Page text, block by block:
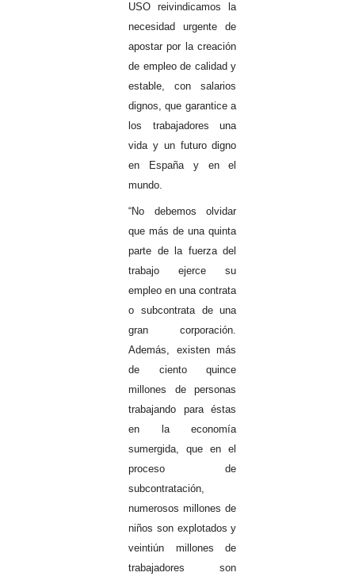
USO reivindicamos la
necesidad urgente de
apostar por la creación
de empleo de calidad y
estable, con salarios
dignos, que garantice a
los trabajadores una
vida y un futuro digno
en España y en el
mundo.
“No debemos olvidar
que más de una quinta
parte de la fuerza del
trabajo ejerce su
empleo en una contrata
o subcontrata de una
gran corporación.
Además, existen más
de ciento quince
millones de personas
trabajando para éstas
en la economía
sumergida, que en el
proceso de
subcontratación,
numerosos millones de
niños son explotados y
veintiún millones de
trabajadores son